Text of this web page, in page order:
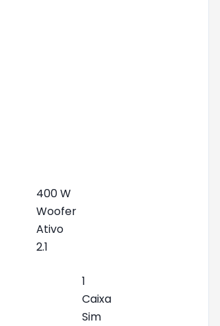
400 W
Woofer
Ativo
2.1
1
Caixa
Sim